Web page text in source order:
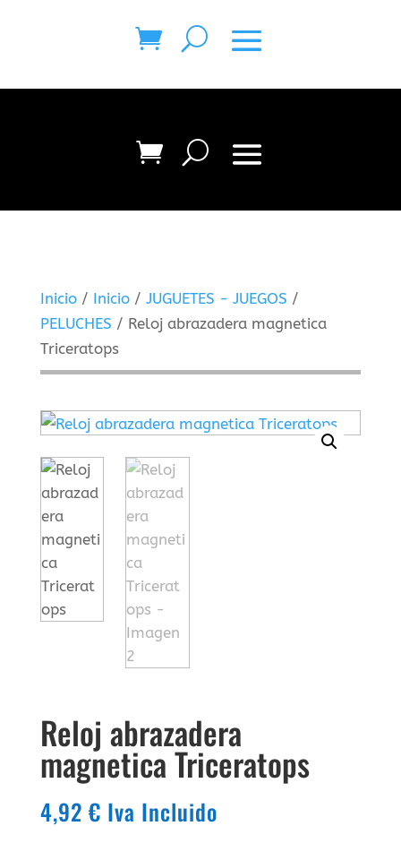
Inicio/ Inicio/ JUGUETES - JUEGOS /
PELUCHES / Reloj abrazadera magnetica
Triceratops
Reloj abrazadera
magnetica Triceratops
4,92 € Iva Incluido